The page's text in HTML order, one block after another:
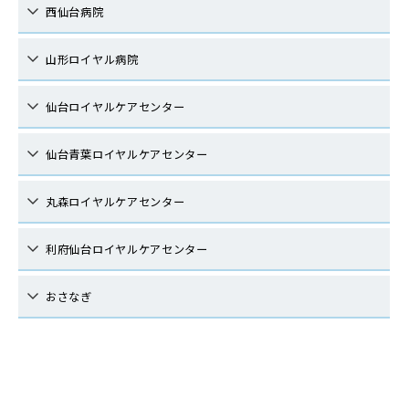
西仙台病院
山形ロイヤル病院
仙台ロイヤルケアセンター
仙台青葉ロイヤルケアセンター
丸森ロイヤルケアセンター
利府仙台ロイヤルケアセンター
おさなぎ